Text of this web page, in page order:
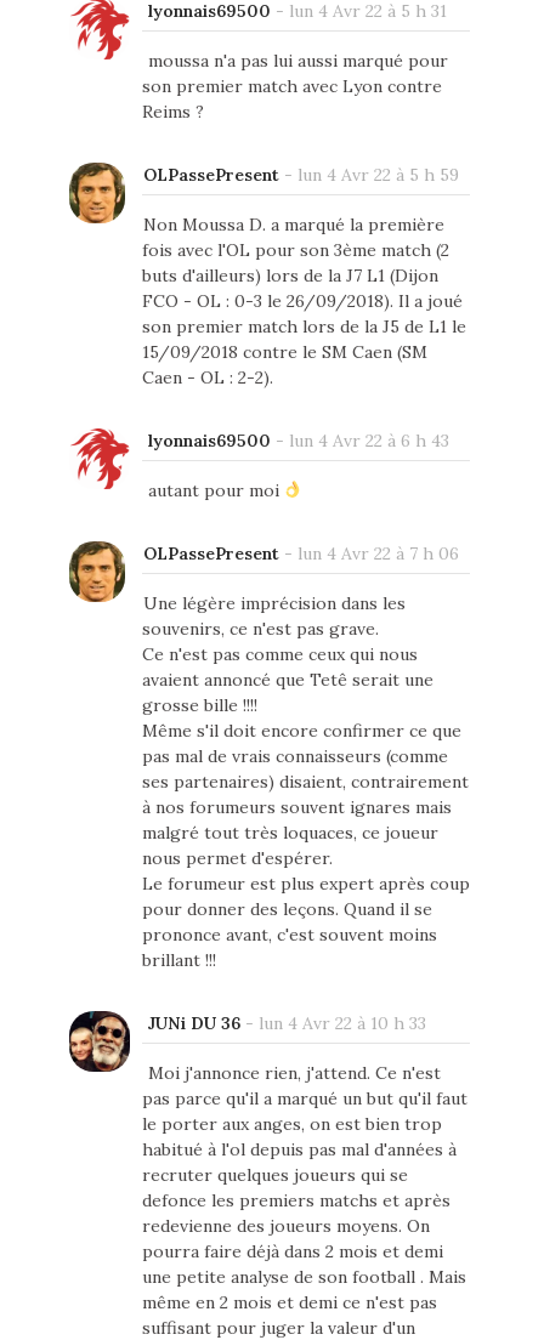
lyonnais69500 - lun 4 Avr 22 à 5 h 31
moussa n'a pas lui aussi marqué pour
son premier match avec Lyon contre
Reims ?
OLPassePresent- lun 4 Avr 22 à 5 h 59
Non Moussa D. a marqué la première
fois avec l'OL pour son 3ème match (2
buts d'ailleurs) lors de la J7 L1 (Dijon
FCO - OL : 0-3 le 26/09/2018). Il a joué
son premier match lors de la J5 de L1 le
15/09/2018 contre le SM Caen (SM
Caen - OL : 2-2).
lyonnais69500 - lun 4 Avr 22 à 6 h 43
autant pour moi
OLPassePresent- lun 4 Avr 22 à 7 h 06
Une légère imprécision dans les
souvenirs, ce n'est pas grave.
Ce n'est pas comme ceux qui nous
avaient annoncé que Tetê serait une
grosse bille !!!!
Même s'il doit encore confirmer ce que
pas mal de vrais connaisseurs (comme
ses partenaires) disaient, contrairement
à nos forumeurs souvent ignares mais
malgré tout très loquaces, ce joueur
nous permet d'espérer.
Le forumeur est plus expert après coup
pour donner des leçons. Quand il se
prononce avant, c'est souvent moins
brillant !!!
JUNi DU 36- lun 4 Avr 22 à 10 h 33
Moi j'annonce rien, j'attend. Ce n'est
pas parce qu'il a marqué un but qu'il faut
le porter aux anges, on est bien trop
habitué à l'ol depuis pas mal d'années à
recruter quelques joueurs qui se
defonce les premiers matchs et après
redevienne des joueurs moyens. On
pourra faire déjà dans 2 mois et demi
une petite analyse de son football . Mais
même en 2 mois et demi ce n'est pas
suffisant pour juger la valeur d'un